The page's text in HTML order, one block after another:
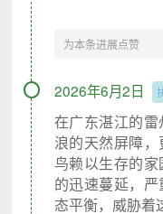
为本条进展点赞
2026年6月2日
在广东湛江的
浪的天然屏障
鸟赖以生存的
的迅速蔓延，
态平衡，威胁着